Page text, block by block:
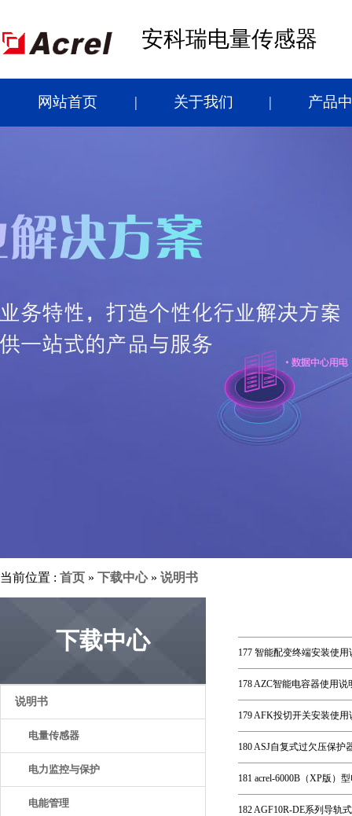
安科瑞电量传感器
网站首页 关于我们 产品
当前位置 : 首页 » 下载中心» 说明书
下载中心
说明书
电量传感器
电力监控与保护
电能管理
177 智能配变终端安装使用
178 AZC智能电容器使用说
179 AFK投切开关安装使用
180 ASJ自复式过欠压保护
181 acrel-6000B（XP版）
182 AGF10R-DE系列导轨